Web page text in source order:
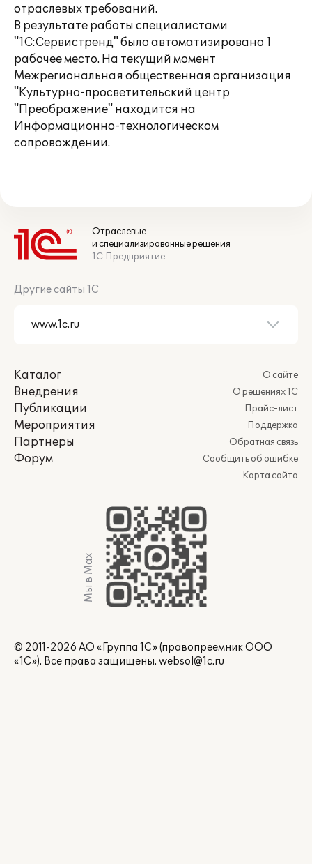
отраслевых требований.
В результате работы специалистами
"1С:Сервистренд" было автоматизировано 1
рабочее место. На текущий момент
Межрегиональная общественная организация
"Культурно-просветительский центр
"Преображение" находится на
Информационно-технологическом
сопровождении.
Отраслевые
и специализированные решения
1С:Предприятие
Другие сайты 1С
Каталог
Внедрения
Публикации
Мероприятия
Партнеры
Форум
О сайте
О решениях 1С
Прайс-лист
Поддержка
Обратная связь
Сообщить об ошибке
Карта сайта
Мы в Max
© 2011-2026 АО «Группа 1С» (правопреемник ООО
«1С»). Все права защищены. websol@1c.ru